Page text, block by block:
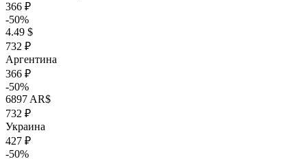
366 ₽
-50%
4.49 $
732 ₽
Аргентина
366 ₽
-50%
6897 AR$
732 ₽
Украина
427 ₽
-50%